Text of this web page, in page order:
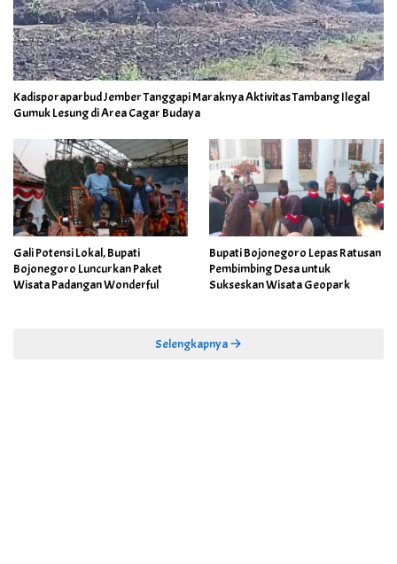
Kadisporaparbud Jember Tanggapi Maraknya Aktivitas Tambang Ilegal
Gumuk Lesung di Area Cagar Budaya
Gali Potensi Lokal, Bupati
Bojonegoro Luncurkan Paket
Wisata Padangan Wonderful
Bupati Bojonegoro Lepas Ratusan
Pembimbing Desa untuk
Sukseskan Wisata Geopark
Selengkapnya